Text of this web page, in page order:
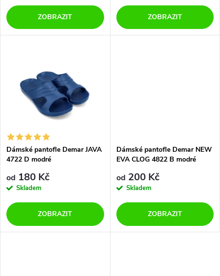
o
d
ů
o
ů
ZOBRAZIT ZOBRAZIT
Dámské pantofle Demar JAVA
4722 D modré
od 180 Kč
Skladem
ZOBRAZIT
Dámské pantofle Demar NEW
EVA CLOG 4822 B modré
od 200 Kč
Skladem
ZOBRAZIT